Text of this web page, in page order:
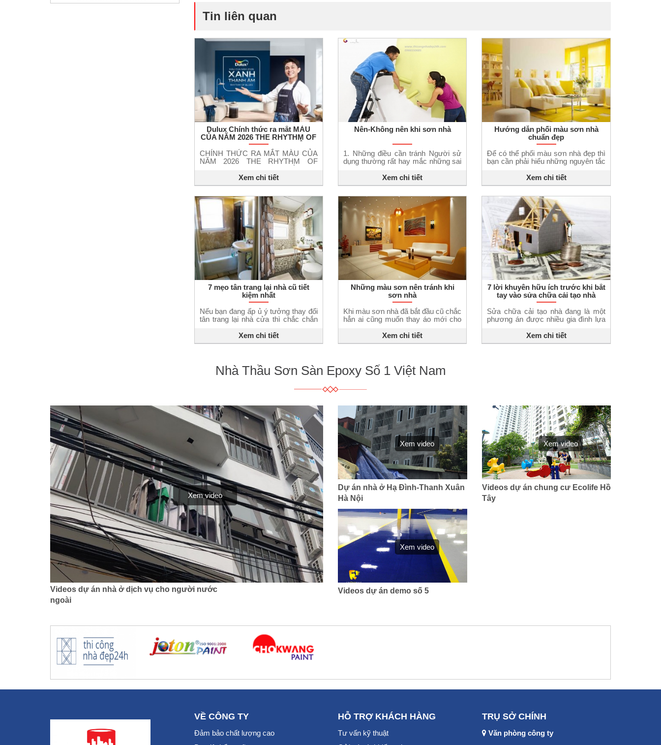
Tin liên quan
Dulux Chính thức ra mắt MÀU
CỦA NĂM 2026 THE RHYTHM OF
BLUES™ – XANH THANH ÂM
CHÍNH THỨC RA MẮT MÀU CỦA
NĂM 2026 THE RHYTHM OF
đầu tiên, Dulux giới thiệu “Bộ 3
chuyển điệu của sắc xanh” – không
nhịp sắc riêng biệt, cho phép bạn tự
do biến tấu để mỗi không gian […]
Xem chi tiết
Nên-Không nên khi sơn nhà
1. Những điều cần tránh Người sử
dụng thường rất hay mắc những sai
quá trình thi công sơn dưới đây. Sơn
trần quá tối: Việc chọn màu sơn trần
thấy “ớn lạnh” bởi không gian trong
giống như một hang […]
Xem chi tiết
Hướng dẫn phối màu sơn nhà
chuẩn đẹp
Để có thể phối màu sơn nhà đẹp thì
bạn cần phải hiểu những nguyên tắc
thất và ngoại thất. Trong bài viết này
Thi công sơn 247 sẽ hướng dẫn
một ngôi nhà có vẻ đẹp sang […]
Xem chi tiết
7 mẹo tân trang lại nhà cũ tiết
kiệm nhất
Nếu bạn đang ấp ủ ý tưởng thay đổi
tân trang lại nhà cửa thì chắc chắn
thời gian, cả cơ thể và tâm hồn con
người đều tự nhiên đòi hỏi một sự
Xem chi tiết
Những màu sơn nên tránh khi
sơn nhà
Khi màu sơn nhà đã bắt đầu cũ chắc
hẳn ai cũng muốn thay áo mới cho
ta thường chọn màu sắc trang trí
cho không gian sống của mình theo
Xem chi tiết
7 lời khuyên hữu ích trước khi bắt
tay vào sửa chữa cải tạo nhà
Sửa chữa cải tạo nhà đang là một
phương án được nhiều gia đình lựa
chung cư cũ để thay đổi không gian
sống mới. Thế nhưng sửa chữa bắt
Xem chi tiết
Nhà Thầu Sơn Sàn Epoxy Số 1 Việt Nam
Xem video
Videos dự án nhà ở dịch vụ cho người nước
ngoài
Xem video
Dự án nhà ở Hạ Đình-Thanh Xuân
Hà Nội
Xem video
Videos dự án chung cư Ecolife Hồ
Tây
Xem video
Videos dự án demo số 5
VỀ CÔNG TY
Đảm bảo chất lượng cao
HỖ TRỢ KHÁCH HÀNG
Tư vấn kỹ thuật
TRỤ SỞ CHÍNH
Văn phòng công ty